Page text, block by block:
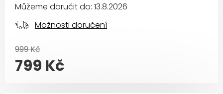
Můžeme doručit do: 13.8.2026
Možnosti doručení
999 Kč
799 Kč